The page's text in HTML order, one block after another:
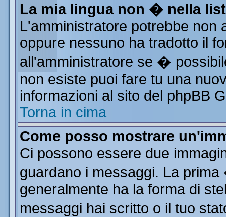
La mia lingua non � nella
L'amministratore potrebbe non
oppure nessuno ha tradotto il
all'amministratore se �
non esiste puoi fare tu una
informazioni al sito del phpBB
Torna in cima
Come posso mostrare
Ci possono essere due
guardano i messaggi. La
generalmente ha la forma di
messaggi hai scritto o il tuo